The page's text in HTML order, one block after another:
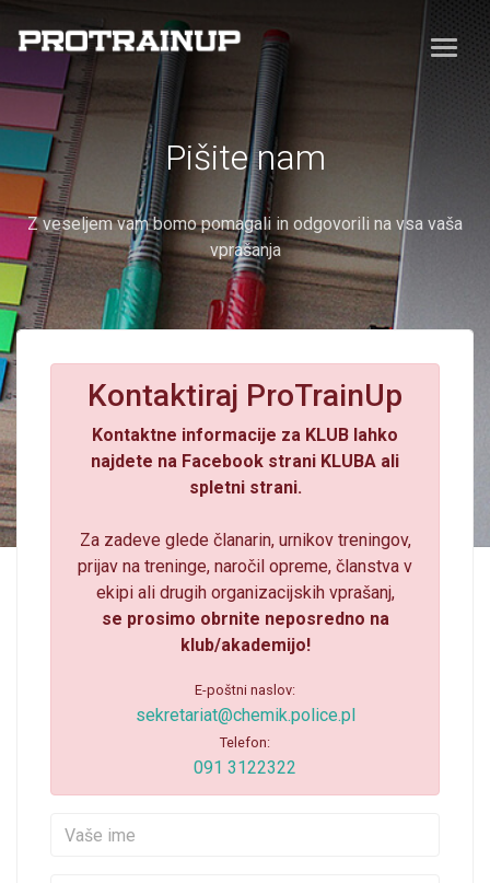
Pišite nam
Z veseljem vam bomo pomagali in odgovorili na vsa vaša
vprašanja
Kontaktiraj ProTrainUp
Kontaktne informacije za KLUB lahko
najdete na Facebook strani KLUBA ali
spletni strani.
Za zadeve glede članarin, urnikov treningov,
prijav na treninge, naročil opreme, članstva v
ekipi ali drugih organizacijskih vprašanj,
se prosimo obrnite neposredno na
klub/akademijo!
E-poštni naslov:
sekretariat@chemik.police.pl
Telefon:
091 3122322